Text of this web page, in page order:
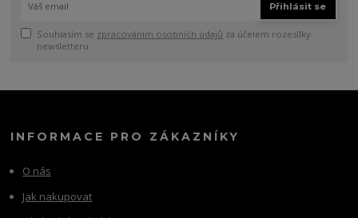
Přihlásit se
Souhlasím se zpracováním osobních údajů za účelem rozesílky
newsletteru.
INFORMACE PRO ZÁKAZNÍKY
O nás
Jak nakupovat